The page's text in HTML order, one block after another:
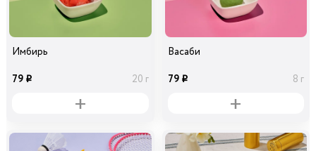
Имбирь
79 i 20 г
Васаби
79 i 8 г